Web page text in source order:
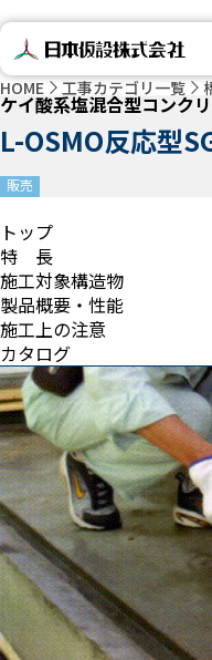
HOME 工事カテゴリ一覧
ケイ酸系塩混合型コンク
L-OSMO反応型
販売
トップ
特 長
施工対象構造物
製品概要・性能
施工上の注意
カタログ